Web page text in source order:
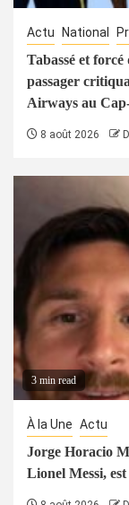
Actu National
Tabassé et forcé
passager
Airways au
8 août 2026
3 min read
À la Une Actu
Jorge Horacio
Lionel Messi,